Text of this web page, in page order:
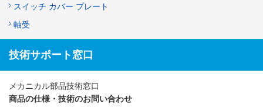
スイッチ カバー プレート
軸受
技術サポート窓口
メカニカル部品技術窓口
商品の仕様・技術のお問い合わせ